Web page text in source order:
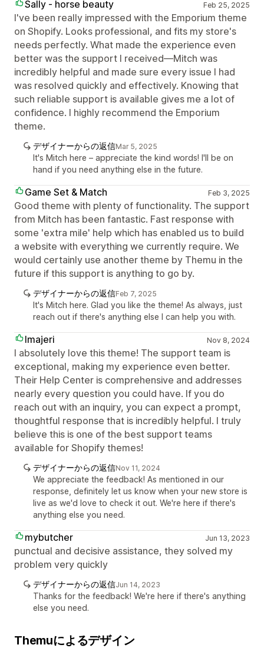
Sally - horse beauty Feb 25, 2025
I've been really impressed with the Emporium theme
on Shopify. Looks professional, and fits my store's
needs perfectly. What made the experience even
better was the support I received—Mitch was
incredibly helpful and made sure every issue I had
was resolved quickly and effectively. Knowing that
such reliable support is available gives me a lot of
confidence. I highly recommend the Emporium
theme.
デザイナーからの返信Mar 5, 2025
It's Mitch here – appreciate the kind words! I'll be on
hand if you need anything else in the future.
Game Set & Match Feb 3, 2025
Good theme with plenty of functionality. The support
from Mitch has been fantastic. Fast response with
some 'extra mile' help which has enabled us to build
a website with everything we currently require. We
would certainly use another theme by Themu in the
future if this support is anything to go by.
デザイナーからの返信Feb 7, 2025
It's Mitch here. Glad you like the theme! As always, just
reach out if there's anything else I can help you with.
Imajeri Nov 8, 2024
I absolutely love this theme! The support team is
exceptional, making my experience even better.
Their Help Center is comprehensive and addresses
nearly every question you could have. If you do
reach out with an inquiry, you can expect a prompt,
thoughtful response that is incredibly helpful. I truly
believe this is one of the best support teams
available for Shopify themes!
デザイナーからの返信Nov 11, 2024
We appreciate the feedback! As mentioned in our
response, definitely let us know when your new store is
live as we'd love to check it out. We're here if there's
anything else you need.
mybutcher Jun 13, 2023
punctual and decisive assistance, they solved my
problem very quickly
デザイナーからの返信Jun 14, 2023
Thanks for the feedback! We're here if there's anything
else you need.
Themuによるデザイン